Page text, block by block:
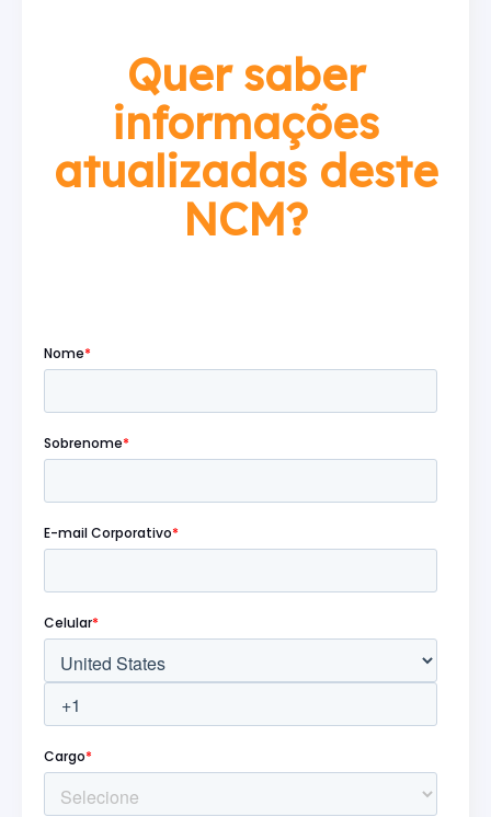
Quer saber
informações
atualizadas deste
NCM?